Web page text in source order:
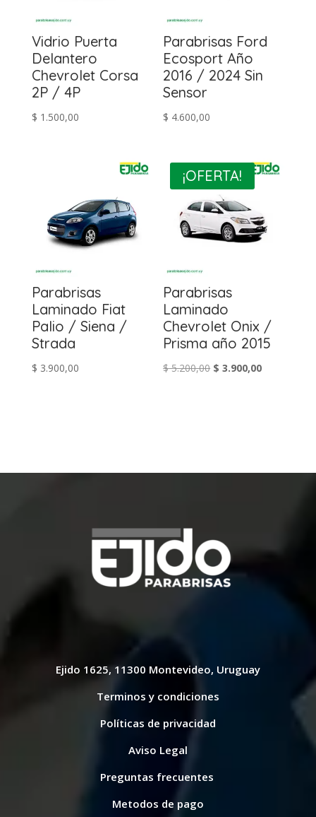
Vidrio Puerta
Delantero
Chevrolet Corsa
2P / 4P
$ 1.500,00
Parabrisas Ford
Ecosport Año
2016 / 2024 Sin
Sensor
$ 4.600,00
Parabrisas
Laminado Fiat
Palio / Siena /
Strada
$ 3.900,00
¡OFERTA!
Parabrisas
Laminado
Chevrolet Onix /
Prisma año 2015
$5.200,00 El
$ 3.900,00El
Ejido 1625, 11300 Montevideo, Uruguay
Terminos y condiciones
Políticas de privacidad
Aviso Legal
Preguntas frecuentes
Metodos de pago